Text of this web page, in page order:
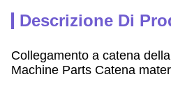
Descrizione Di
Collegamento a catena
Machine Parts Catena